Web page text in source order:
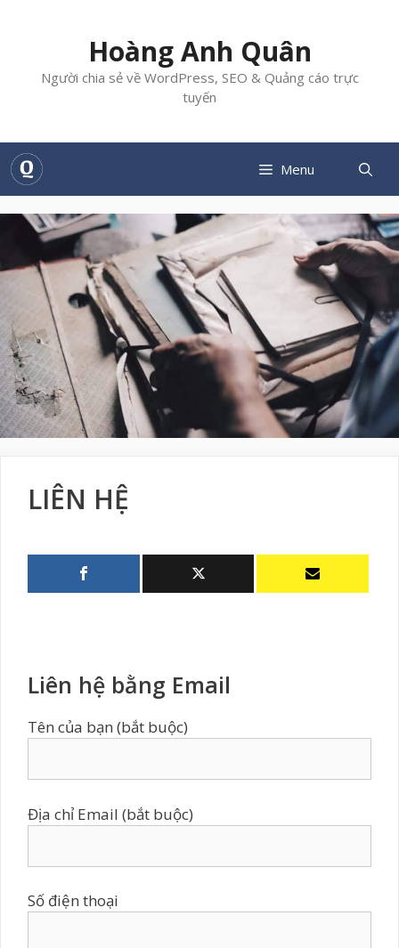
Hoàng Anh Quân
Người chia sẻ về WordPress, SEO & Quảng cáo trực
tuyến
Menu
LIÊN HỆ
Liên hệ bằng Email
Tên của bạn (bắt buộc)
Địa chỉ Email (bắt buộc)
Số điện thoại